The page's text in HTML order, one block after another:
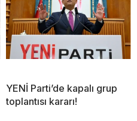
YENİ Parti’de kapalı grup
toplantısı kararı!